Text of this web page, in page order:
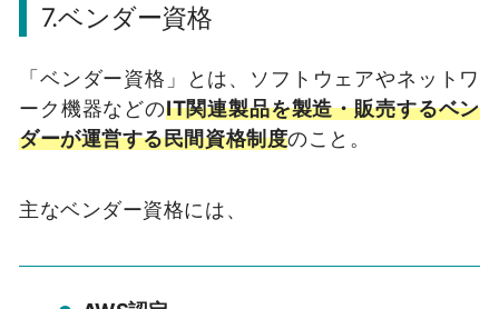
7.ベンダー資格
「ベンダー資格」とは、ソフトウェアやネットワ
ーク機器などのIT関連製品を製造・販売するベン
ダーが運営する民間資格制度のこと。
主なベンダー資格には、